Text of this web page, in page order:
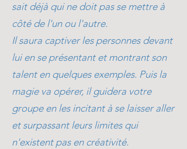
sait déjà qui ne doit pas se mettre à
côté de l'un ou l'autre.
Il saura captiver les personnes devant
lui en se présentant et montrant son
talent en quelques exemples. Puis la
magie va opérer, il guidera votre
groupe en les incitant à se laisser aller
et surpassant leurs limites qui
n'existent pas en créativité.